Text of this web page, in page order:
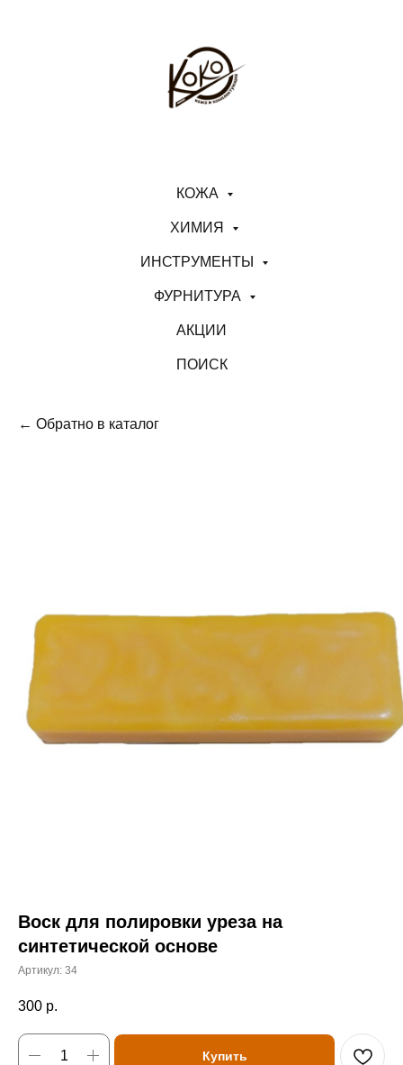
КОЖА
ХИМИЯ
ИНСТРУМЕНТЫ
ФУРНИТУРА
АКЦИИ
ПОИСК
← Обратно в каталог
Воск для полировки уреза на
синтетической основе
Артикул: 34
300 р.
Купить